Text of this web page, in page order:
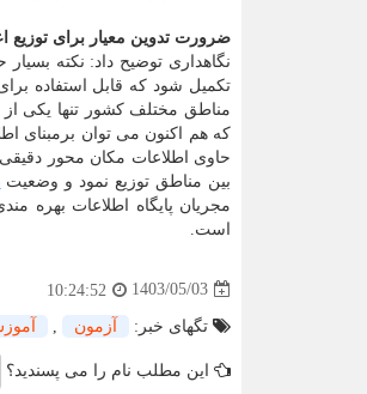
ضرورت تدوین معیار برای توزیع
نگاهداری توضیح داد: نکته
تکمیل شود که قابل استفاده
مناطق مختلف کشور تنها یکی از
که هم اکنون می توان برمبنای
حاوی اطلاعات مکان محور دقیقی
بین مناطق توزیع نمود و وضعیت
است.
1403/05/03
10:24:52
تگهای خبر: آزمون
این مطلب نام را می پسندید؟